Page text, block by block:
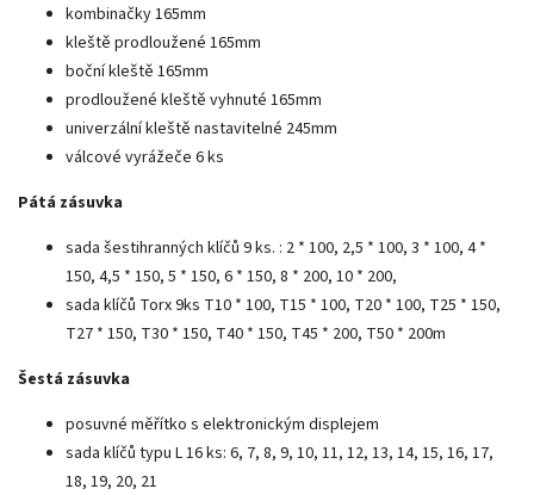
kombinačky 165mm
kleště prodloužené 165mm
boční kleště 165mm
prodloužené kleště vyhnuté 165mm
univerzální kleště nastavitelné 245mm
válcové vyrážeče 6 ks
Pátá zásuvka
sada šestihranných klíčů 9 ks. : 2 * 100, 2,5 * 100, 3 * 100, 4 *
150, 4,5 * 150, 5 * 150, 6 * 150, 8 * 200, 10 * 200,
sada klíčů Torx 9ks T10 * 100, T15 * 100, T20 * 100, T25 * 150,
T27 * 150, T30 * 150, T40 * 150, T45 * 200, T50 * 200m
Šestá zásuvka
posuvné měřítko s elektronickým displejem
sada klíčů typu L 16 ks: 6, 7, 8, 9, 10, 11, 12, 13, 14, 15, 16, 17,
18, 19, 20, 21